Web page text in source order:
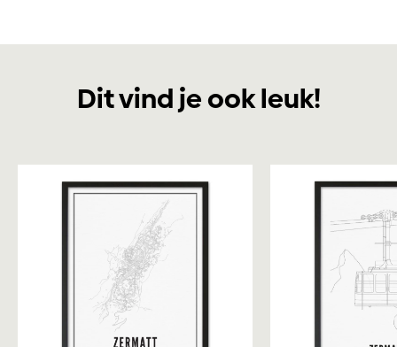
Dit vind je ook leuk!